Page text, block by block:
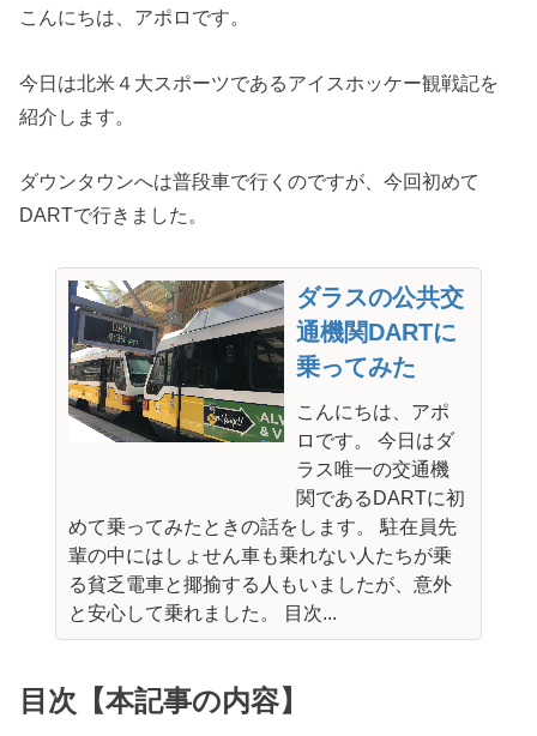
こんにちは、アポロです。
今日は北米４大スポーツであるアイスホッケー観戦記を
紹介します。
ダウンタウンへは普段車で行くのですが、今回初めて
DARTで行きました。
ダラスの公共交
通機関DARTに
乗ってみた
こんにちは、アポ
ロです。 今日はダ
ラス唯一の交通機
関であるDARTに初
めて乗ってみたときの話をします。 駐在員先
輩の中にはしょせん車も乗れない人たちが乗
る貧乏電車と揶揄する人もいましたが、意外
と安心して乗れました。 目次...
目次【本記事の内容】